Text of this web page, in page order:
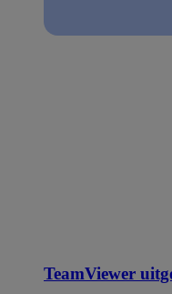
TeamViewer